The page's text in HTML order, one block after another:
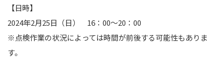
【日時】
2024年2月25日（日） 16：00～20：00
※点検作業の状況によっては時間が前後する可能性もありま
す。